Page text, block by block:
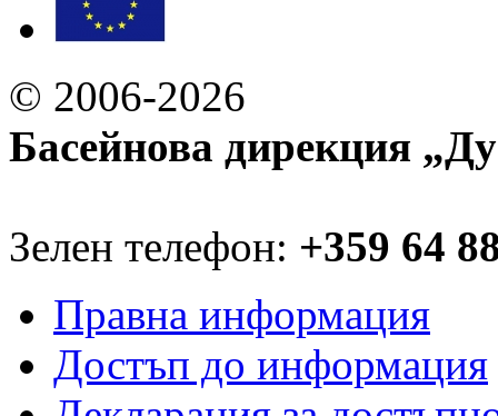
© 2006-2026
Басейнова дирекция
Зелен телефон: +359 64
Правна информация
Достъп до информация